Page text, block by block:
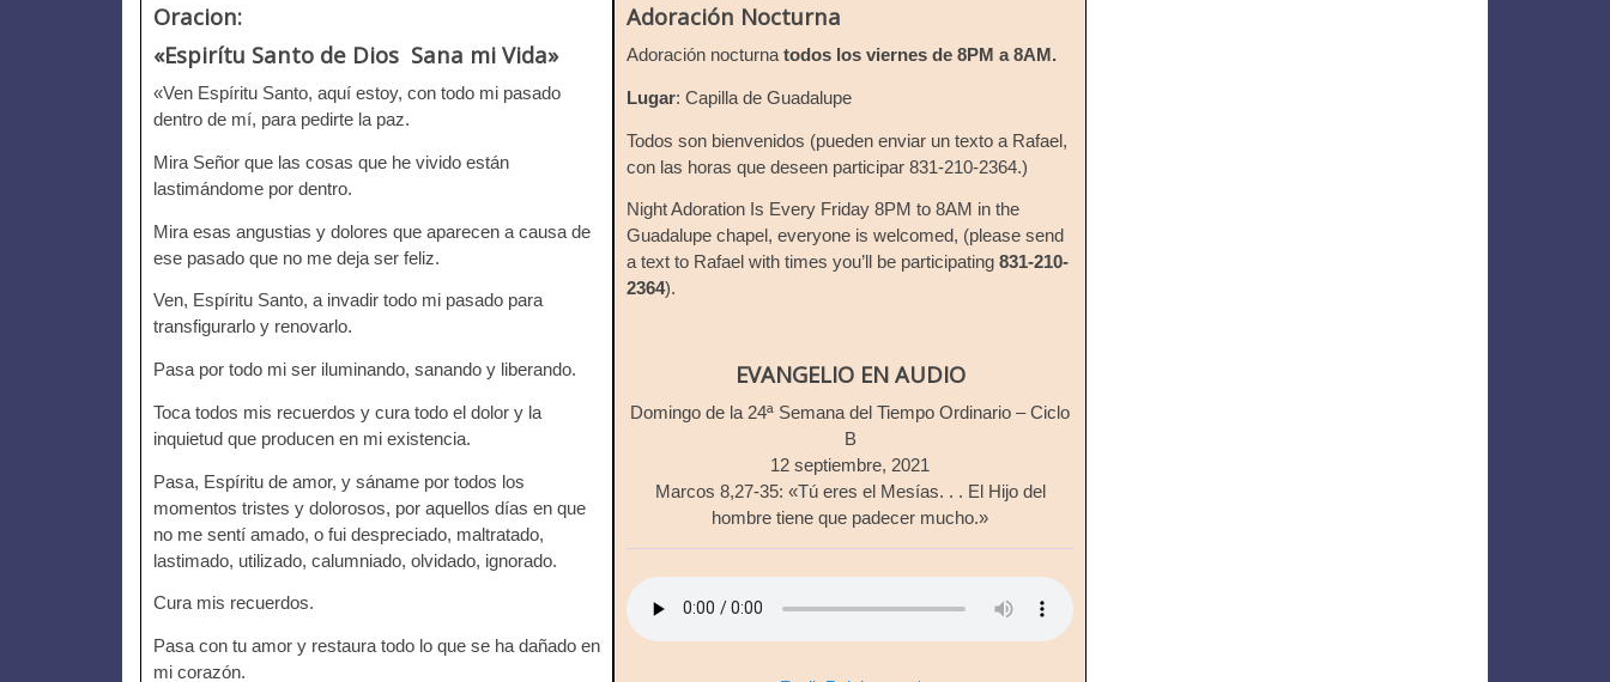
Oracion:
«Espirítu Santo de Dios Sana mi Vida»
«Ven Espíritu Santo, aquí estoy, con todo mi pasado
dentro de mí, para pedirte la paz.
Mira Señor que las cosas que he vivido están
lastimándome por dentro.
Mira esas angustias y dolores que aparecen a causa de
ese pasado que no me deja ser feliz.
Ven, Espíritu Santo, a invadir todo mi pasado para
transfigurarlo y renovarlo.
Pasa por todo mi ser iluminando, sanando y liberando.
Toca todos mis recuerdos y cura todo el dolor y la
inquietud que producen en mi existencia.
Pasa, Espíritu de amor, y sáname por todos los
momentos tristes y dolorosos, por aquellos días en que
no me sentí amado, o fui despreciado, maltratado,
lastimado, utilizado, calumniado, olvidado, ignorado.
Cura mis recuerdos.
Pasa con tu amor y restaura todo lo que se ha dañado en
mi corazón.
Adoración Nocturna
Adoración nocturna todos los viernes de 8PM a 8AM.
Lugar: Capilla de Guadalupe
Todos son bienvenidos (pueden enviar un texto a Rafael,
con las horas que deseen participar 831-210-2364.)
Night Adoration Is Every Friday 8PM to 8AM in the
Guadalupe chapel, everyone is welcomed, (please send
a text to Rafael with times you’ll be participating 831-210-
2364).
EVANGELIO EN AUDIO
Domingo de la 24ª Semana del Tiempo Ordinario – Ciclo
B
12 septiembre, 2021
Marcos 8,27-35: «Tú eres el Mesías. . . El Hijo del
hombre tiene que padecer mucho.»